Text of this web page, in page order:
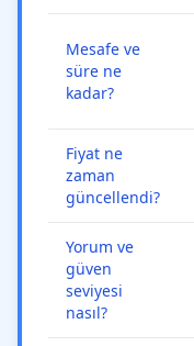
Mesafe ve
süre ne
kadar?
Fiyat ne
zaman
güncellendi?
Yorum ve
güven
seviyesi
nasıl?